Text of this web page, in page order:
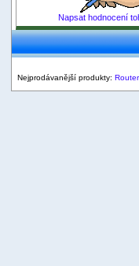
Napsat hodnocení
Nejprodávanější produkty: